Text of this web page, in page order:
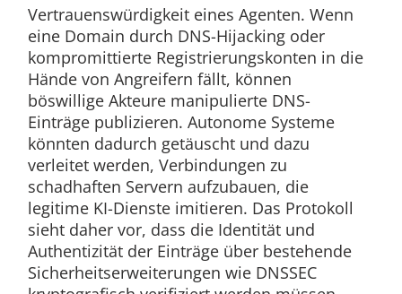
Vertrauenswürdigkeit eines Agenten. Wenn
eine Domain durch DNS-Hijacking oder
kompromittierte Registrierungskonten in die
Hände von Angreifern fällt, können
böswillige Akteure manipulierte DNS-
Einträge publizieren. Autonome Systeme
könnten dadurch getäuscht und dazu
verleitet werden, Verbindungen zu
schadhaften Servern aufzubauen, die
legitime KI-Dienste imitieren. Das Protokoll
sieht daher vor, dass die Identität und
Authentizität der Einträge über bestehende
Sicherheitserweiterungen wie DNSSEC